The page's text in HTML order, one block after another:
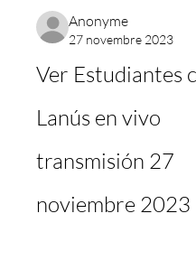
Anonyme
27 novembre 2023
Ver Estudiantes
Lanús en vivo
transmisión 27
noviembre 2023